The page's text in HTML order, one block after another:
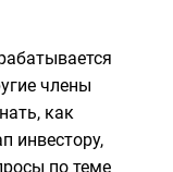
члены
как
инвестору,
по теме